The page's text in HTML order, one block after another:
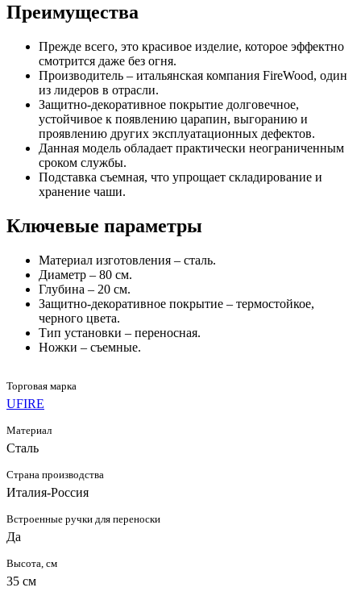
Преимущества
Прежде всего, это красивое изделие, которое эффектно
смотрится даже без огня.
Производитель – итальянская компания FireWood, один
из лидеров в отрасли.
Защитно-декоративное покрытие долговечное,
устойчивое к появлению царапин, выгоранию и
проявлению других эксплуатационных дефектов.
Данная модель обладает практически неограниченным
сроком службы.
Подставка съемная, что упрощает складирование и
хранение чаши.
Ключевые параметры
Материал изготовления – сталь.
Диаметр – 80 см.
Глубина – 20 см.
Защитно-декоративное покрытие – термостойкое,
черного цвета.
Тип установки – переносная.
Ножки – съемные.
Торговая марка
UFIRE
Материал
Сталь
Страна производства
Италия-Россия
Встроенные ручки для переноски
Да
Высота, см
35 см